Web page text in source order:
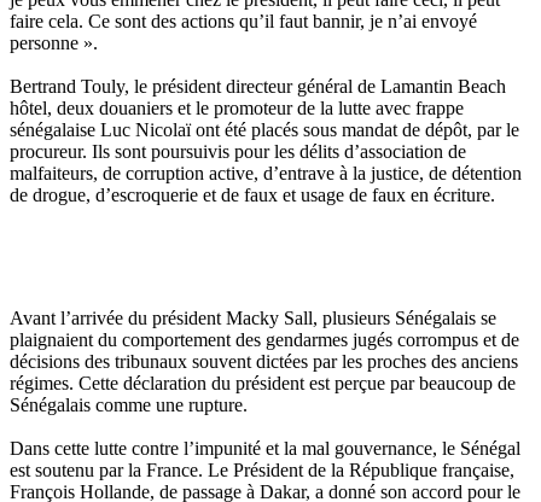
faire cela. Ce sont des actions qu’il faut bannir, je n’ai envoyé
personne ».
Bertrand Touly, le président directeur général de Lamantin Beach
hôtel, deux douaniers et le promoteur de la lutte avec frappe
sénégalaise Luc Nicolaï ont été placés sous mandat de dépôt, par le
procureur. Ils sont poursuivis pour les délits d’association de
malfaiteurs, de corruption active, d’entrave à la justice, de détention
de drogue, d’escroquerie et de faux et usage de faux en écriture.
Avant l’arrivée du président Macky Sall, plusieurs Sénégalais se
plaignaient du comportement des gendarmes jugés corrompus et de
décisions des tribunaux souvent dictées par les proches des anciens
régimes. Cette déclaration du président est perçue par beaucoup de
Sénégalais comme une rupture.
Dans cette lutte contre l’impunité et la mal gouvernance, le Sénégal
est soutenu par la France. Le Président de la République française,
François Hollande, de passage à Dakar, a donné son accord pour le